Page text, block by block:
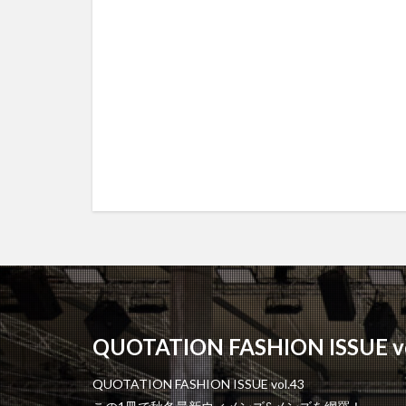
QUOTATION FASHION ISSUE
QUOTATION FASHION ISSUE vol.43